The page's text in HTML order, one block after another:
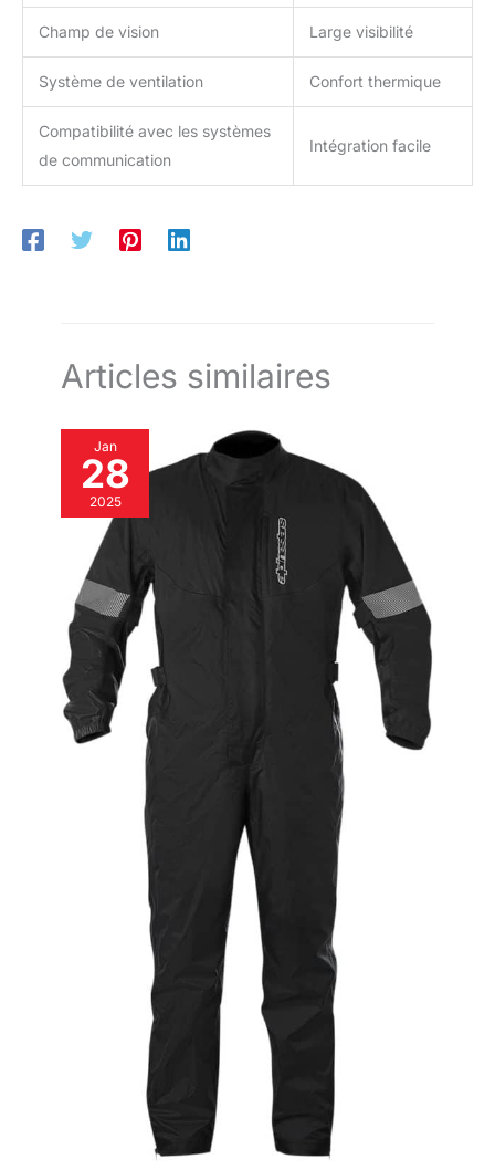
Champ de vision Large visibilité
Système de ventilation Confort thermique
Compatibilité avec les systèmes
de communication
Intégration facile
Articles similaires
Jan
28
2025